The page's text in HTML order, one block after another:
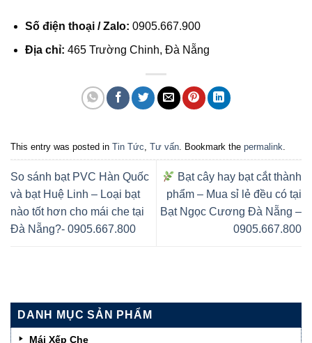
Số điện thoại / Zalo: 0905.667.900
Địa chỉ: 465 Trường Chinh, Đà Nẵng
This entry was posted in Tin Tức Tư vấn . Bookmark the permalink
So sánh bạt PVC Hàn Quốc
và bạt Huệ Linh – Loại bạt
nào tốt hơn cho mái che tại
Đà Nẵng?- 0905.667.800
Bạt cây hay bạt cắt thành
phẩm – Mua sỉ lẻ đều có tại
Bạt Ngọc Cương Đà Nẵng –
0905.667.800
DANH MỤC SẢN PHẨM
Mái Xếp Che